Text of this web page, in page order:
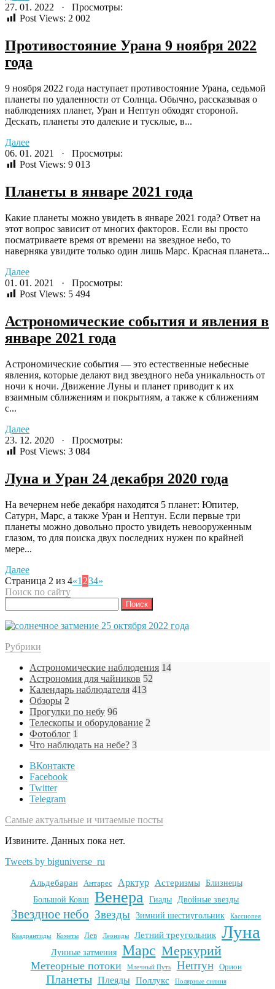
27. 01. 2022 · Просмотры:
Post Views: 2 002
Противостояние Урана 9 ноября 2022
года
9 ноября 2022 года наступает противостояние Урана, седьмой
планеты по удаленности от Солнца. Обычно, рассказывая о
наблюдениях планет, Уран и Нептун обходят стороной.
Дескать, планеты это далекие и тусклые, в...
Далее
06. 01. 2021 · Просмотры:
Post Views: 9 013
Планеты в январе 2021 года
Какие планеты можно увидеть в январе 2021 года? Ответ на
этот вопрос зависит от многих факторов. Если вы просто
посматриваете время от времени на звездное небо, то
наверняка увидите только один лишь Марс. Красная планета...
Далее
01. 01. 2021 · Просмотры:
Post Views: 5 494
Астрономические события и явления в
январе 2021 года
Астрономические события — это естественные небесные
явления, которые делают вид звездного неба уникальность от
ночи к ночи. Движение Луны и планет приводит к их
взаимным сближениям и покрытиям, а также к сближениям
с...
Далее
23. 12. 2020 · Просмотры:
Post Views: 3 084
Луна и Уран 24 декабря 2020 года
На вечернем небе декабря находятся 5 планет: Юпитер,
Сатурн, Марс, а также Уран и Нептун. Если первые три
планеты можно довольно просто увидеть невооруженным
глазом, то для поиска двух последних нужен по крайней
мере...
Далее
Страница 2 из 4«1 234»
Поиск по сайту
Рубрики
Астрономические наблюдения 14
Астрономия для чайников 52
Календарь наблюдателя 413
Обзоры 2
Прогулки по небу 96
Телескопы и оборудование 2
Фотоблог 1
Что наблюдать на небе? 3
ВКонтакте
Facebook
Twitter
Telegram
Самые актуальные и читаемые посты
Извините. Данных пока нет.
Tweets by biguniverse_ru
Альдебаран Антарес Арктур Астеризмы
Близнецы
Большой Ковш Венера Гиады Двойные звезды
Звездное небо Звезды Зимний шестиугольник Кассиопея
Квадрантиды Кометы Лев Леониды Летний треугольник Луна
Лунные затмения Марс Меркурий
Метеорные потоки Млечный Путь Нептун Орион
Планеты Плеяды Поллукс Полярные сияния